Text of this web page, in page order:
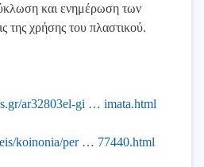
και ενημέρωση των
της χρήσης του πλαστικού.
ar32803el-gi … imata.html
koinonia/per … 77440.html